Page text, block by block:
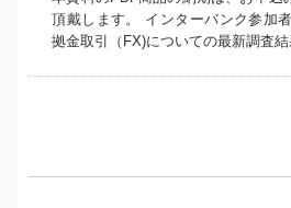
頂戴します。 インターバンク参加
拠金取引（FX)についての最新調査結